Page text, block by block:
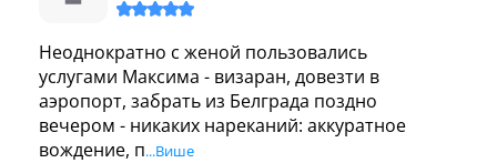
Неоднократно с женой пользовались
услугами Максима - визаран, довезти в
аэропорт, забрать из Белграда поздно
вечером - никаких нареканий: аккуратное
вождение, п...Више